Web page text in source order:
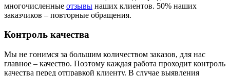
многочисленные отзывы наших клиентов. 50% наших
заказчиков – повторные обращения.
Контроль качества
Мы не гонимся за большим количеством заказов, для нас
главное – качество. Поэтому каждая работа проходит контроль
качества перед отправкой клиенту. В случае выявления